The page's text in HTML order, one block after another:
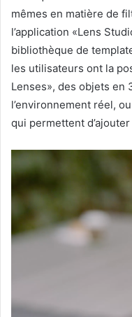
mêmes en matière de
l’application «Lens
bibliothèque de
les utilisateurs ont la
Lenses», des objets en
l’environnement réel,
qui permettent